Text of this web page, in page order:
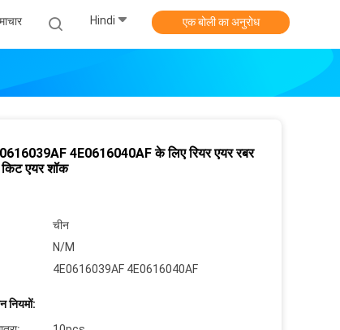
Hindi एक बोली का अनुरोध
4E0616040AF के लिए रियर एयर रबर
एयर शॉक
चीन
N/M
4E0616039AF 4E0616040AF
नियमों: